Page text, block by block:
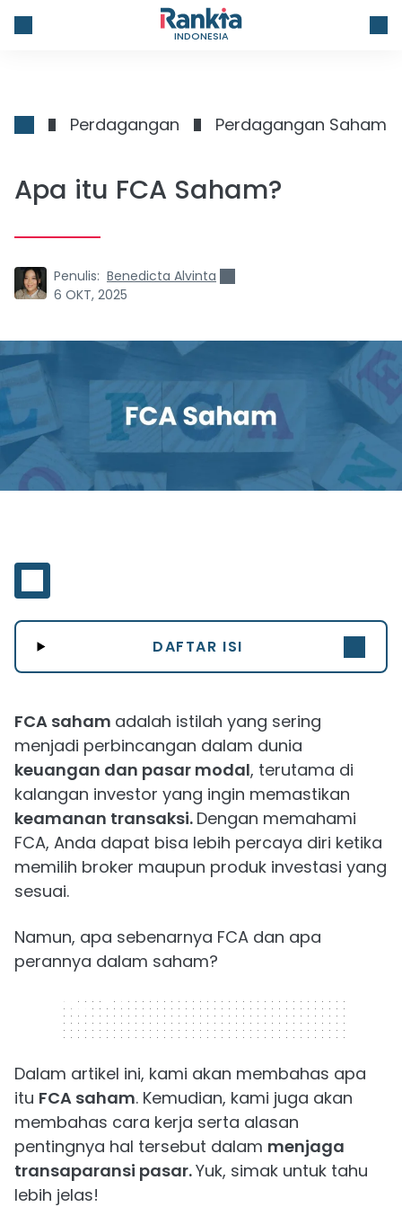
INDONESIA
Perdagangan Perdagangan Saham
Apa itu FCA Saham?
Penulis: Benedicta Alvinta
6 OKT, 2025
DAFTAR ISI
FCA saham adalah istilah yang sering
menjadi perbincangan dalam dunia
keuangan dan pasar modal, terutama di
kalangan investor yang ingin memastikan
keamanan transaksi. Dengan memahami
FCA, Anda dapat bisa lebih percaya diri ketika
memilih broker maupun produk investasi yang
sesuai.
Namun, apa sebenarnya FCA dan apa
perannya dalam saham?
320 x 50
Dalam artikel ini, kami akan membahas apa
itu FCA saham. Kemudian, kami juga akan
membahas cara kerja serta alasan
pentingnya hal tersebut dalam menjaga
transaparansi pasar.Yuk, simak untuk tahu
lebih jelas!